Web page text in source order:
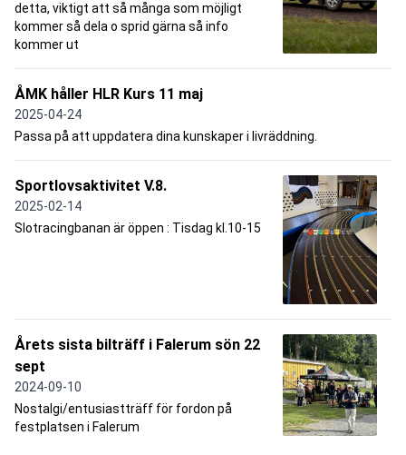
detta, viktigt att så många som möjligt
kommer så dela o sprid gärna så info
kommer ut
ÅMK håller HLR Kurs 11 maj
2025-04-24
Passa på att uppdatera dina kunskaper i livräddning.
Sportlovsaktivitet V.8.
2025-02-14
Slotracingbanan är öppen : Tisdag kl.10-15
Årets sista bilträff i Falerum sön 22
sept
2024-09-10
Nostalgi/entusiastträff för fordon på
festplatsen i Falerum